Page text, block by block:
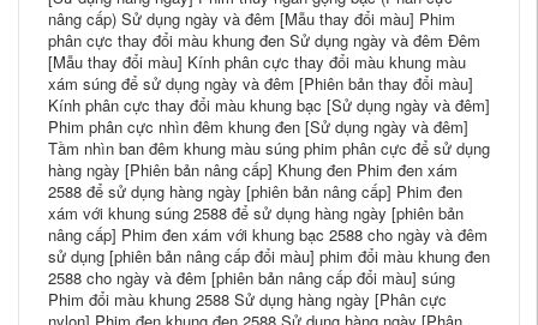
nâng cấp) Sử dụng ngày và đêm [Mẫu thay đổi màu] Phim
phân cực thay đổi màu khung đen Sử dụng ngày và đêm Đêm
[Mẫu thay đổi màu] Kính phân cực thay đổi màu khung màu
xám súng để sử dụng ngày và đêm [Phiên bản thay đổi màu]
Kính phân cực thay đổi màu khung bạc [Sử dụng ngày và đêm]
Phim phân cực nhìn đêm khung đen [Sử dụng ngày và đêm]
Tầm nhìn ban đêm khung màu súng phim phân cực để sử dụng
hàng ngày [Phiên bản nâng cấp] Khung đen Phim đen xám
2588 để sử dụng hàng ngày [phiên bản nâng cấp] Phim đen
xám với khung súng 2588 để sử dụng hàng ngày [phiên bản
nâng cấp] Phim đen xám với khung bạc 2588 cho ngày và đêm
sử dụng [phiên bản nâng cấp đổi màu] phim đổi màu khung đen
2588 cho ngày và đêm [phiên bản nâng cấp đổi màu] súng
Phim đổi màu khung 2588 Sử dụng hàng ngày [Phân cực